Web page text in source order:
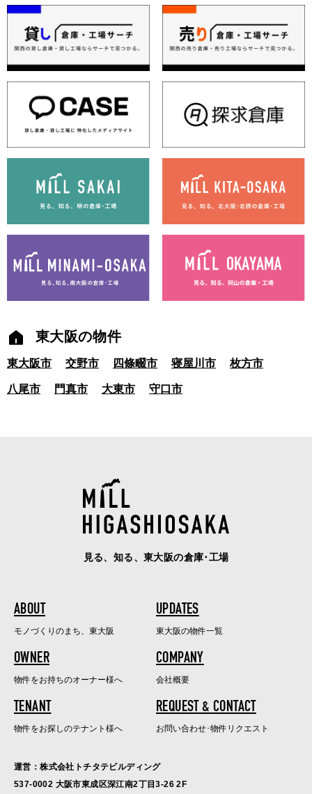
東大阪の物件
東大阪市 交野市 四條畷市 寝屋川市 枚方市
八尾市 門真市 大東市 守口市
見る、知る、東大阪の倉庫･工場
ABOUT
モノづくりのまち、東大阪
UPDATES
東大阪の物件一覧
OWNER
物件をお持ちのオーナー様へ
COMPANY
会社概要
TENANT
物件をお探しのテナント様へ
REQUEST & CONTACT
お問い合わせ･物件リクエスト
運営：株式会社トチタテビルディング
537-0002 大阪市東成区深江南2丁目3-26 2F